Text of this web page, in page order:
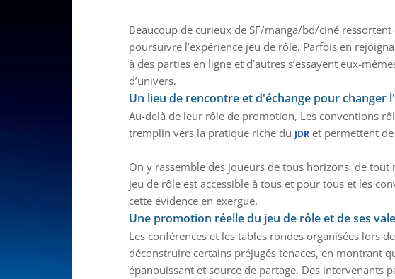
Beaucoup de curieux de SF/manga/bd/ciné ressortent
poursuivre l’expérience jeu de rôle. Parfois en
à des parties en ligne et d’autres s’essayent eux-
d’univers.
Un lieu de rencontre et d'échange pour changer
Au-delà de leur rôle de promotion, Les conventions
tremplin vers la pratique riche du JDR et permettent
On y rassemble des joueurs de tous horizons, de
jeu de rôle est accessible à tous et pour tous et les
cette évidence en exergue.
Une promotion réelle du jeu de rôle et de ses
Les conférences et les tables rondes organisées lors
déconstruire certains préjugés tenaces, en montrant
épanouissant et source de partage. Des intervenants